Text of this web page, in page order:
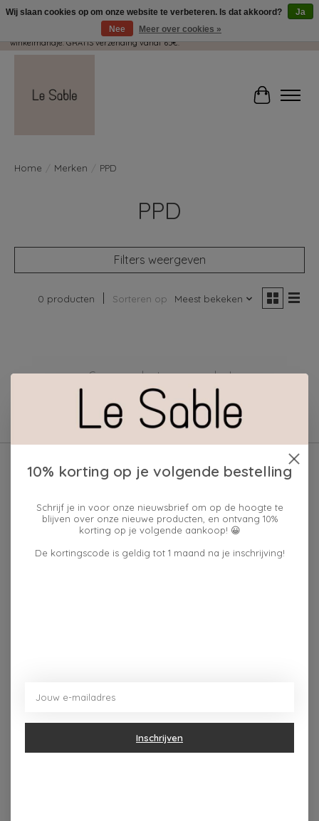
Wij pakken met plezier jouw kadootjes GRATIS in! Duid dit zeker aan in je
winkelmandje. GRATIS verzending vanaf 65€.
Home Merken PPD
PPD
Filters weergeven
0 producten Sorteren op Meest bekeken
Geen producten gevonden!
Wij slaan cookies op om onze website te verbeteren. Is dat akkoord?
Ja
Nee
Meer over cookies »
10% korting op je volgende bestelling
Schrijf je in voor onze nieuwsbrief om op de hoogte te
blijven over onze nieuwe producten, en ontvang 10%
korting op je volgende aankoop! 😀
De kortingscode is geldig tot 1 maand na je inschrijving!
Inschrijven